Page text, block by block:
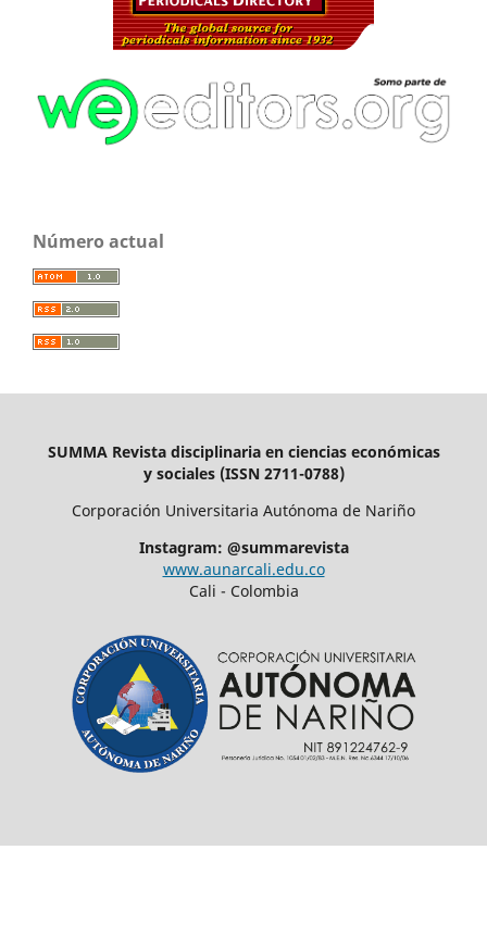
Número actual
SUMMA Revista disciplinaria en ciencias económicas
y sociales (ISSN 2711-0788)
Corporación Universitaria Autónoma de Nariño
Instagram: @summarevista
www.aunarcali.edu.co
Cali - Colombia